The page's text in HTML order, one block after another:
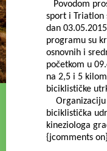
Povodom
sport i Triatlon
dan
programu su
osnovnih i
početkom u
na 2,5 i 5
biciklističke
Organizaciju
biciklistička
kineziologa
{jcomments